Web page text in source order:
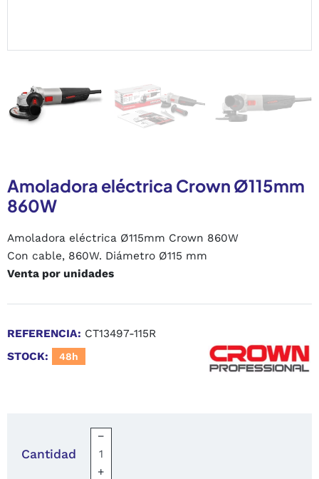
Amoladora eléctrica Crown Ø115mm
860W
Amoladora eléctrica Ø115mm Crown 860W
Con cable, 860W. Diámetro Ø115 mm
Venta por unidades
REFERENCIA: CT13497-115R
STOCK:
48h
Cantidad
−
+